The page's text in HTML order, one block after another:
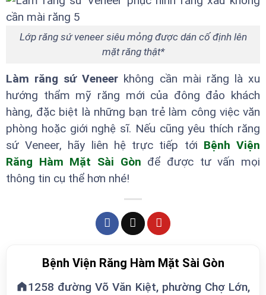
Lớp răng sứ veneer siêu mỏng được dán cố định lên
mặt răng thật*
Làm răng sứ Veneer không cần mài răng là xu
hướng thẩm mỹ răng mới của đông đảo khách
hàng, đặc biệt là những bạn trẻ làm công việc văn
phòng hoặc giới nghệ sĩ. Nếu cũng yêu thích răng
sứ Veneer, hãy liên hệ trực tiếp tới Bệnh Viện
Răng Hàm Mặt Sài Gòn để được tư vấn mọi
thông tin cụ thể hơn nhé!
Bệnh Viện Răng Hàm Mặt Sài Gòn
1258 đường Võ Văn Kiệt, phường Chợ Lớn,